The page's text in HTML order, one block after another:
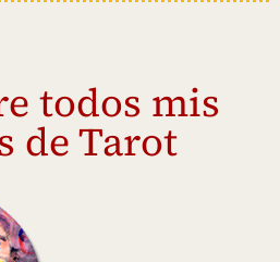
todos mis
de Tarot